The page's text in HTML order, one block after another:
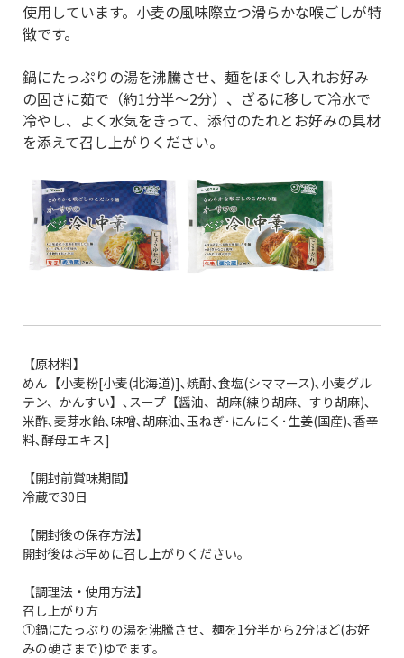
使用しています。小麦の風味際立つ滑らかな喉ごしが特
徴です。
鍋にたっぷりの湯を沸騰させ、麺をほぐし入れお好み
の固さに茹で（約1分半～2分）、ざるに移して冷水で
冷やし、よく水気をきって、添付のたれとお好みの具材
を添えて召し上がりください。
【原材料】
めん【小麦粉[小麦(北海道)]､焼酎､食塩(シママース)､小麦グル
テン、かんすい】､スープ【醤油、胡麻(練り胡麻、すり胡麻)､
米酢､麦芽水飴､味噌､胡麻油､玉ねぎ･にんにく･生姜(国産)､香辛
料､酵母エキス]
【開封前賞味期間】
冷蔵で30日
【開封後の保存方法】
開封後はお早めに召し上がりください。
【調理法・使用方法】
召し上がり方
①鍋にたっぷりの湯を沸騰させ、麺を1分半から2分ほど(お好
みの硬さまで)ゆでます。